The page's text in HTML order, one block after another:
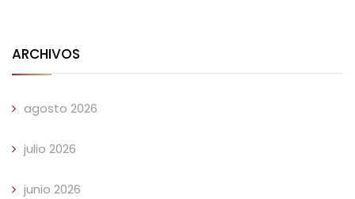
ARCHIVOS
agosto 2026
julio 2026
junio 2026